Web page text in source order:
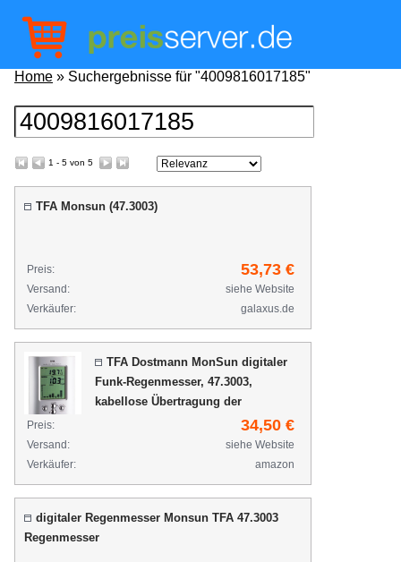
Home » Suchergebnisse für "4009816017185"
1 - 5 von 5
TFA Monsun (47.3003)
Preis: 53,73 €
Versand:
siehe Website
Verkäufer:
galaxus.de
TFA Dostmann MonSun digitaler
Funk-Regenmesser, 47.3003,
kabellose Übertragung der
Regenmenge, grau, L 94 x B 25 (48) x
Preis: 34,50 €
Versand:
siehe Website
Verkäufer:
amazon
digitaler Regenmesser Monsun TFA 47.3003
Regenmesser